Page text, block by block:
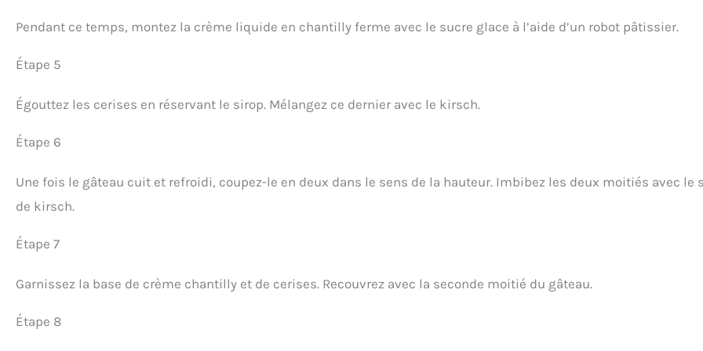
Pendant ce temps, montez la crème liquide en chantilly ferme avec le sucre glace à l’aide d’un robot pâtissier.
Étape 5
Égouttez les cerises en réservant le sirop. Mélangez ce dernier avec le kirsch.
Étape 6
Une fois le gâteau cuit et refroidi, coupez-le en deux dans le sens de la hauteur. Imbibez les deux moitiés avec le
de kirsch.
Étape 7
Garnissez la base de crème chantilly et de cerises. Recouvrez avec la seconde moitié du gâteau.
Étape 8